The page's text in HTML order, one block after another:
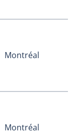
Montréal
Montréal